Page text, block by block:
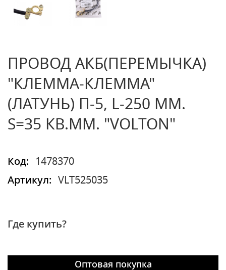
ПРОВОД АКБ(ПЕРЕМЫЧКА)
"КЛЕММА-КЛЕММА"
(ЛАТУНЬ) П-5, L-250 ММ.
S=35 КВ.ММ. "VOLTON"
Код:
1478370
Артикул:
VLT525035
Где купить?
Оптовая покупка